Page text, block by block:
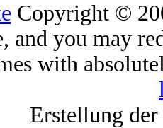
Copyright ©
and you may
with
Erstellung